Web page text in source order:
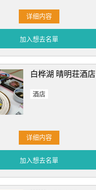
详细内容
白桦湖 晴明荘酒店
酒店
详细内容